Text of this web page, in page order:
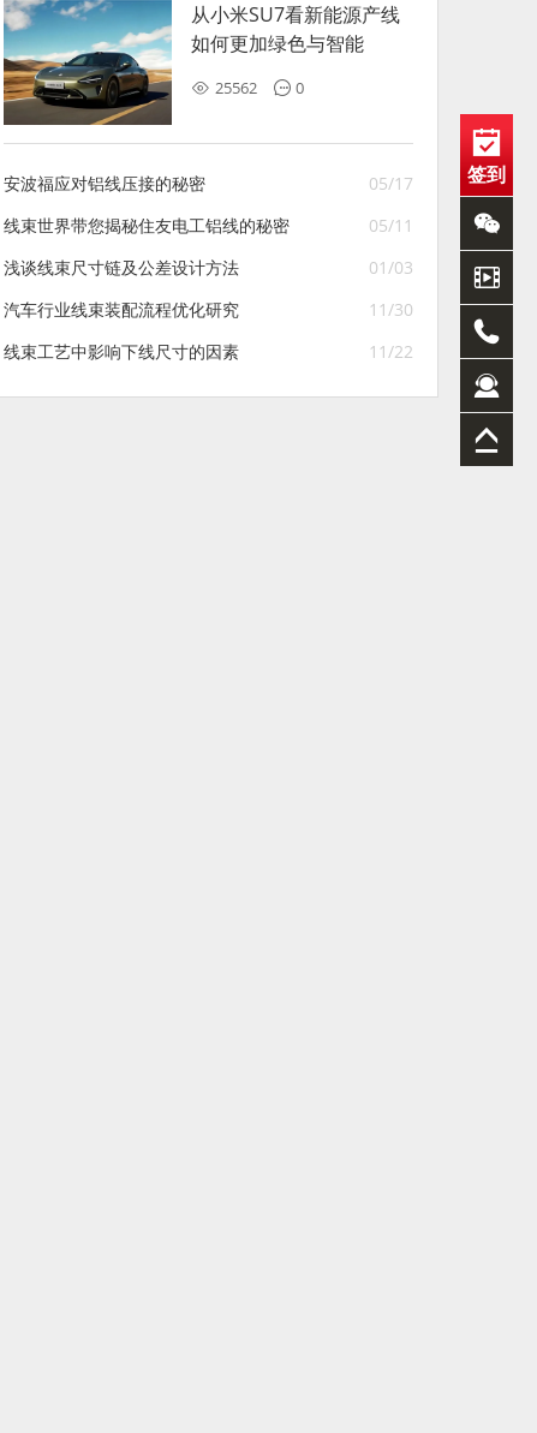
从小米SU7看新能源产线
如何更加绿色与智能
25562 0
05/17
安波福应对铝线压接的秘密
05/11
线束世界带您揭秘住友电工铝线的秘密
01/03
浅谈线束尺寸链及公差设计方法
11/30
汽车行业线束装配流程优化研究
11/22
线束工艺中影响下线尺寸的因素
签到